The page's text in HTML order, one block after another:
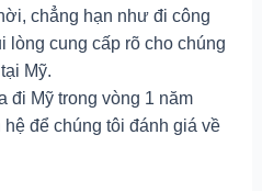
chẳng hạn như đi công
lòng cung cấp rõ cho chúng
Mỹ.
đi Mỹ trong vòng 1 năm
để chúng tôi đánh giá về